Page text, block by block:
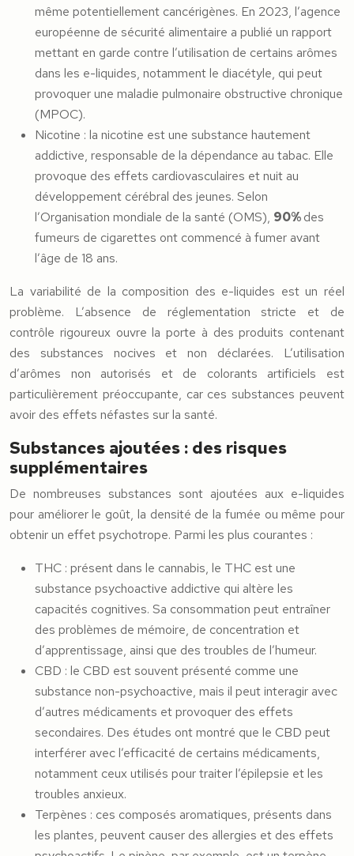
même potentiellement cancérigènes. En 2023, l’agence
européenne de sécurité alimentaire a publié un rapport
mettant en garde contre l’utilisation de certains arômes
dans les e-liquides, notamment le diacétyle, qui peut
provoquer une maladie pulmonaire obstructive chronique
(MPOC).
Nicotine : la nicotine est une substance hautement
addictive, responsable de la dépendance au tabac. Elle
provoque des effets cardiovasculaires et nuit au
développement cérébral des jeunes. Selon
l’Organisation mondiale de la santé (OMS), 90%des
fumeurs de cigarettes ont commencé à fumer avant
l’âge de 18 ans.
La variabilité de la composition des e-liquides est un réel
problème. L’absence de réglementation stricte et de
contrôle rigoureux ouvre la porte à des produits contenant
des substances nocives et non déclarées. L’utilisation
d’arômes non autorisés et de colorants artificiels est
particulièrement préoccupante, car ces substances peuvent
avoir des effets néfastes sur la santé.
Substances ajoutées : des risques
supplémentaires
De nombreuses substances sont ajoutées aux e-liquides
pour améliorer le goût, la densité de la fumée ou même pour
obtenir un effet psychotrope. Parmi les plus courantes :
THC : présent dans le cannabis, le THC est une
substance psychoactive addictive qui altère les
capacités cognitives. Sa consommation peut entraîner
des problèmes de mémoire, de concentration et
d’apprentissage, ainsi que des troubles de l’humeur.
CBD : le CBD est souvent présenté comme une
substance non-psychoactive, mais il peut interagir avec
d’autres médicaments et provoquer des effets
secondaires. Des études ont montré que le CBD peut
interférer avec l’efficacité de certains médicaments,
notamment ceux utilisés pour traiter l’épilepsie et les
troubles anxieux.
Terpènes : ces composés aromatiques, présents dans
les plantes, peuvent causer des allergies et des effets